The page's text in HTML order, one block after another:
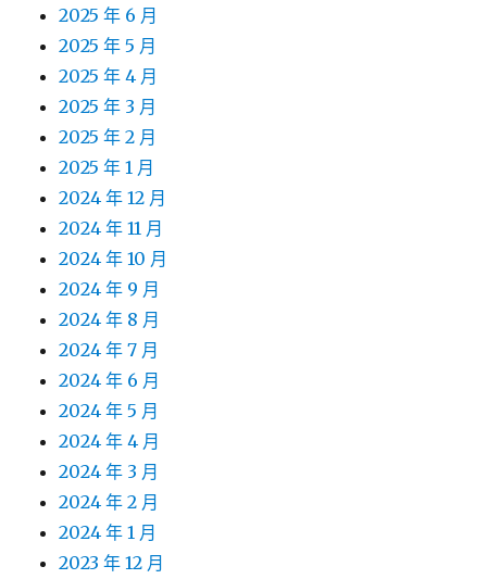
2025 年 6 月
2025 年 5 月
2025 年 4 月
2025 年 3 月
2025 年 2 月
2025 年 1 月
2024 年 12 月
2024 年 11 月
2024 年 10 月
2024 年 9 月
2024 年 8 月
2024 年 7 月
2024 年 6 月
2024 年 5 月
2024 年 4 月
2024 年 3 月
2024 年 2 月
2024 年 1 月
2023 年 12 月